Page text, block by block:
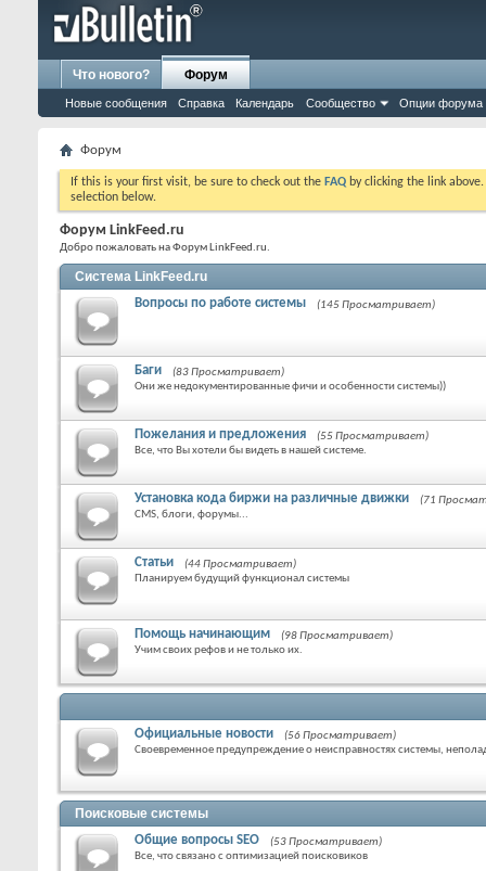
Что нового? Форум
Новые сообщения Справка Календарь Сообщество Опции форума
Форум
If this is your first visit, be sure to check out the FAQ by clicking the link
selection below.
Форум LinkFeed.ru
Добро пожаловать на Форум LinkFeed.ru.
Система LinkFeed.ru
Вопросы по работе системы (145 Просматривает)
Баги
(83 Просматривает)
Они же недокументированные фичи и особенности системы))
Пожелания и предложения
(55 Просматривает)
Все, что Вы хотели бы видеть в нашей системе.
Установка кода биржи на различные движки
(71
CMS, блоги, форумы...
Статьи
(44 Просматривает)
Планируем будущий функционал системы
Помощь начинающим
(98 Просматривает)
Учим своих рефов и не только их.
Официальные новости
(56 Просматривает)
Своевременное предупреждение о неисправностях системы,
Поисковые системы
Общие вопросы SEO
(53 Просматривает)
Все, что связано с оптимизацией поисковиков